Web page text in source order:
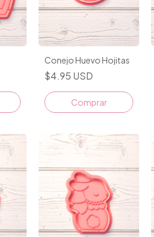
Conejo Huevo Hojitas
$4.95 USD
Comprar